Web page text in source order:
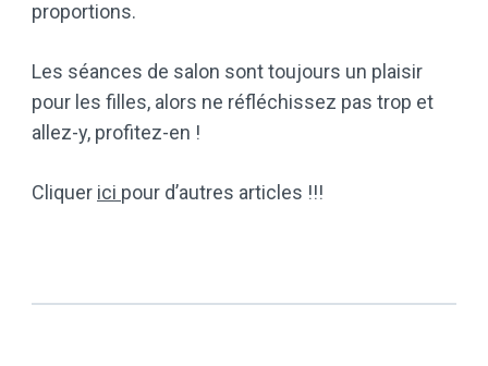
proportions.
Les séances de salon sont toujours un plaisir
pour les filles, alors ne réfléchissez pas trop et
allez-y, profitez-en !
Cliquer ici pour d’autres articles !!!